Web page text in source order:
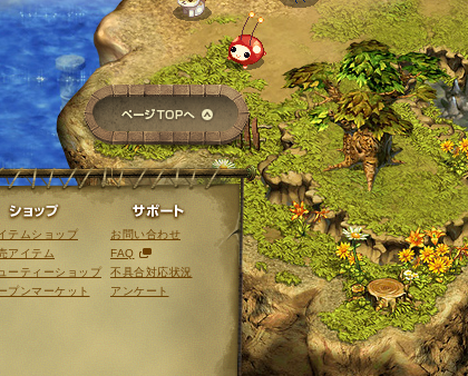
ページTOPへ
ライブラリ ショップ
テムショップ
アイテム
ーティーショップ
プンマーケット
サポート
お問い合わせ
FAQ
不具合対応状況
アンケート